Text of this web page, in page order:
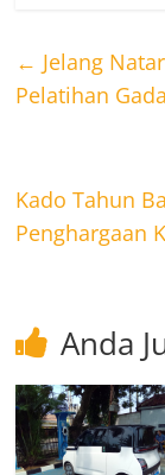
← Jelang
Pelatihan
Kado Tahun
Penghargaan
Anda